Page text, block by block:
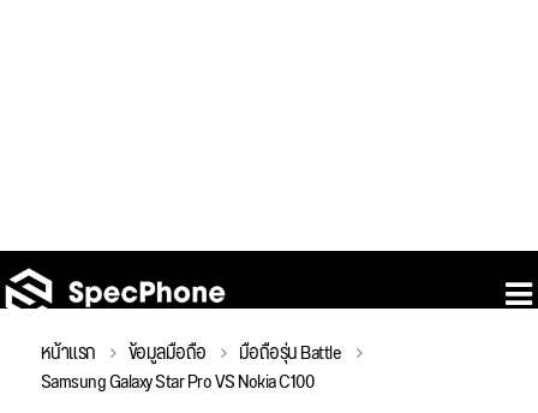
หน้าแรก ข้อมูลมือถือ มือถือรุ่น Battle
Samsung Galaxy Star Pro VS Nokia C100